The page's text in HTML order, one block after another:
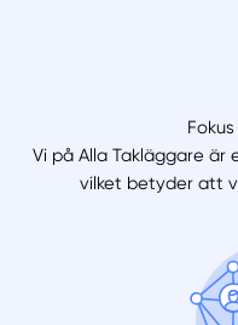
Vi på Alla Takläggare
vilket betyder att